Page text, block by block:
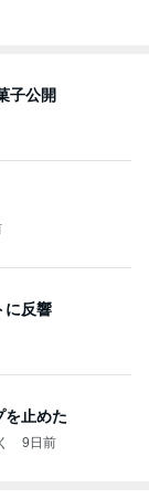
子公開
に反響
を止めた
9日前